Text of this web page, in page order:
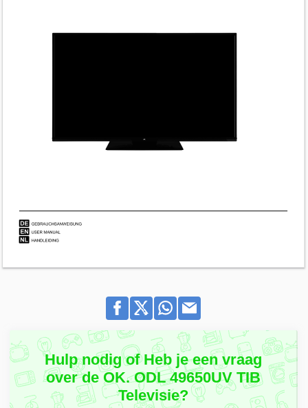
Hulp nodig of Heb je een vraag
over de OK. ODL 49650UV TIB
Televisie?